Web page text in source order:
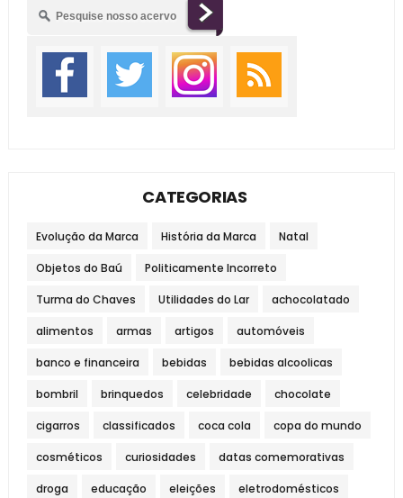
CATEGORIAS
Evolução da Marca História da Marca Natal
Objetos do Baú Politicamente Incorreto
Turma do Chaves Utilidades do Lar achocolatado
alimentos armas artigos automóveis
banco e financeira bebidas bebidas alcoolicas
bombril brinquedos celebridade chocolate
cigarros classificados coca cola copa do mundo
cosméticos curiosidades datas comemorativas
droga educação eleições eletrodomésticos